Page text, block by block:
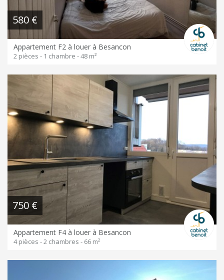
580 €
Appartement F2 à louer à Besancon
2 pièces - 1 chambre - 48 m²
750 €
Appartement F4 à louer à Besancon
4 pièces - 2 chambres - 66 m²